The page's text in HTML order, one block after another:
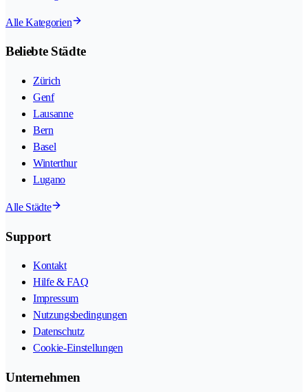
Alle Kategorien
Beliebte Städte
Zürich
Genf
Lausanne
Bern
Basel
Winterthur
Lugano
Alle Städte
Support
Kontakt
Hilfe & FAQ
Impressum
Nutzungsbedingungen
Datenschutz
Cookie-Einstellungen
Unternehmen